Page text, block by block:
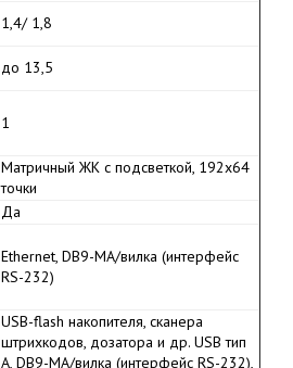
1,4/ 1,8
до 13,5
1
Матричный ЖК с подсветкой, 192х64
точки
Да
Ethernet, DB9-MА/вилка (интерфейс
RS-232)
USB-flash накопителя, сканера
штрихкодов, дозатора и др. USB тип
А, DB9-MА/вилка (интерфейс RS-232),